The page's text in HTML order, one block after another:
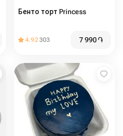
Бенто торт Princess
4.92303 7 990֏